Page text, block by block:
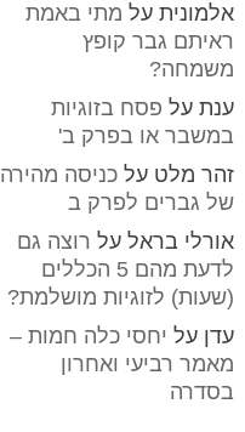
אלמונית על מתי באמת
ראיתם גבר קופץ
משמחה?
ענת על פסח בזוגיות
במשבר או בפרק ב'
זהר מלט עלכניסה מהירה
של גברים לפרק ב
אורלי בראל על רוצה גם
לדעת מהם 5 הכללים
(שעות) לזוגיות מושלמת?
עדן על יחסי כלה חמות –
מאמר רביעי ואחרון
בסדרה